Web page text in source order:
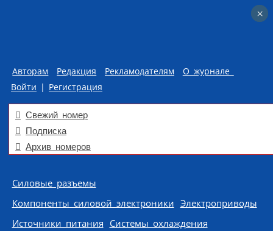
Авторам Редакция Рекламодателям
О журнале
Войти | Регистрация
Свежий номер
Подписка
Архив номеров
Skip to content
Силовые разъемы
Компоненты силовой электроники Электроприводы
Источники питания Системы охлаждения
×
×